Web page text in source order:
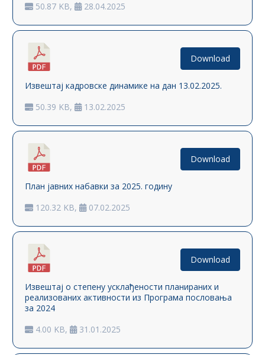
50.87 KB,
28.04.2025
Извештај кадровске динамике на дан 13.02.2025.
50.39 KB,
13.02.2025
Download
План јавних набавки за 2025. годину
120.32 KB,
07.02.2025
Download
Извештај о степену усклађености планираних и
реализованих активности из Програма пословања
за 2024
4.00 KB,
31.01.2025
Download